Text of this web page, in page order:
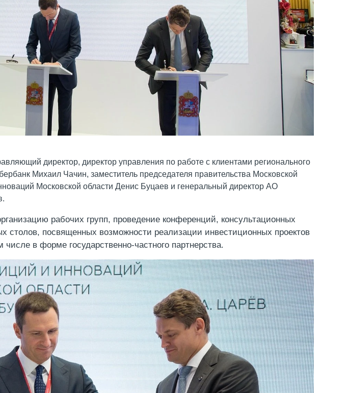
директор, директор управления по работе с клиентами регионального
Михаил Чачин, заместитель председателя правительства Московской
Московской области Денис Буцаев и генеральный директор АО
рабочих групп, проведение конференций, консультационных
столов, посвященных возможности реализации инвестиционных проектов
в форме государственно-частного партнерства.